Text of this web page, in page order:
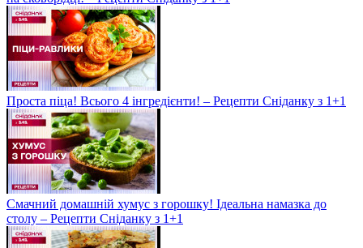
Проста піца! Всього 4 інгредієнти! – Рецепти Сніданку з 1+1
Смачний домашній хумус з горошку! Ідеальна намазка до
столу – Рецепти Сніданку з 1+1